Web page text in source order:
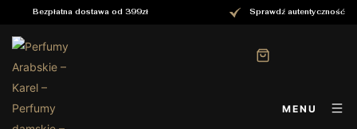
Bezpłatna dostawa od 399zł Sprawdź autentyczność
MENU